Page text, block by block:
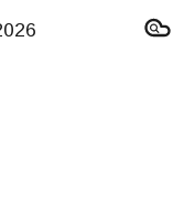
Skip to navigation